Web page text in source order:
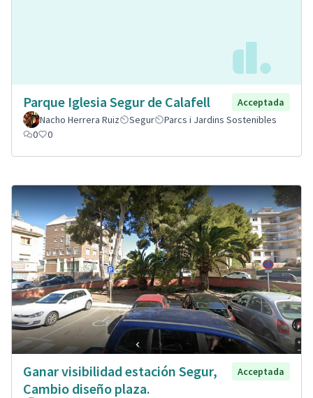
Parque Iglesia Segur de Calafell
Acceptada
Nacho Herrera Ruiz
Segur
Parcs i Jardins Sostenibles
0
0
Ganar visibilidad estación Segur,
Cambio diseño plaza.
Acceptada